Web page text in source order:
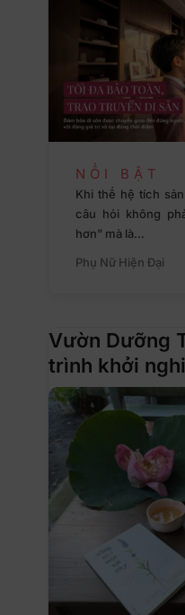
NỔI BẬT
Khi thế hệ tích
câu hỏi không
hơn” mà là…
Phụ Nữ Hiện Đại
Vườn Dưỡng
trình khởi